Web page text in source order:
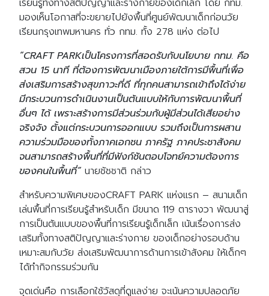
เรียนรู้ทั้งทางสติปัญญาและร่างกายของเด็กเล็ก โดย กทม.
มองเห็นโอกาสที่จะขยายไปยังพื้นที่ศูนย์พัฒนาเด็กก่อนวัย
เรียนกรุงเทพมหานคร ทั่ว กทม. ทั้ง 278 แห่ง ต่อไป
“CRAFT PARKเป็นโครงการที่สอดรับกับนโยบาย กทม. คือ
สวน 15 นาที ที่ต้องการพัฒนาเมืองภายใต้การมีพื้นที่เพื่อ
ส่งเสริมการสร้างสุขภาวะที่ดี ที่ทุกคนสามารถเข้าถึงได้ง่าย
มีกระบวนการดำเนินงานเป็นต้นแบบให้กับการพัฒนาพื้นที่
อื่นๆ ได้ เพราะสร้างการมีส่วนร่วมกับผู้มีส่วนได้เสียอย่าง
จริงจัง ตั้งแต่กระบวนการออกแบบ รวมถึงเป็นการผสาน
ความร่วมมือของทั้งภาคเอกชน ภาครัฐ ภาคประชาสังคม
จนสามารถสร้างพื้นที่ที่มีฟังก์ชันตอบโจทย์ความต้องการ
ของคนในพื้นที่”นายชัชชาติ กล่าว
สำหรับความพิเศษของCRAFT PARK แห่งแรก – สนามเด็ก
เล่นพื้นที่การเรียนรู้สำหรับเด็ก มีขนาด 119 ตารางวา พัฒนาสู่
การเป็นต้นแบบของพื้นที่การเรียนรู้เด็กเล็ก เน้นเรื่องการส่ง
เสริมทั้งทางสติปัญญาและร่างกาย ของเด็กอย่างรอบด้าน
เหมาะสมกับวัย ส่งเสริมพัฒนาการด้านการเข้าสังคม ให้เด็กๆ
ได้ทำกิจกรรมร่วมกัน
จุดเด่นคือ การเลือกใช้วัสดุที่ดูแลง่าย จะเน้นความปลอดภัย